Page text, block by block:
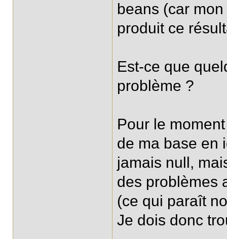
beans (car
produit ce
Est-ce que
problème ?
Pour le
de ma base en
jamais null,
des problèmes
(ce qui paraît
Je dois donc